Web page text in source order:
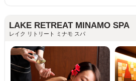
LAKE RETREAT MINAMO SPA
レイク リトリート ミナモ スパ